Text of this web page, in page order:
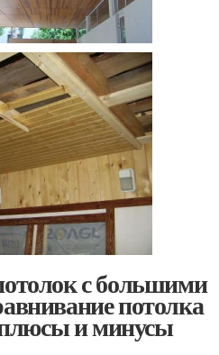
с большими
потолка
и минусы